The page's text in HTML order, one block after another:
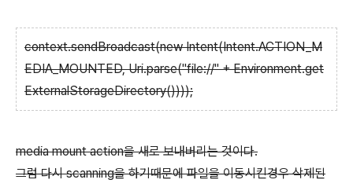
context.sendBroadcast(new Intent(Intent.ACTION_M
EDIA_MOUNTED, Uri.parse("file://" + Environment.get
ExternalStorageDirectory())));
media mount action을 새로 보내버리는 것이다.
그럼 다시 scanning을 하기때문에 파일을 이동시킨경우 삭제된